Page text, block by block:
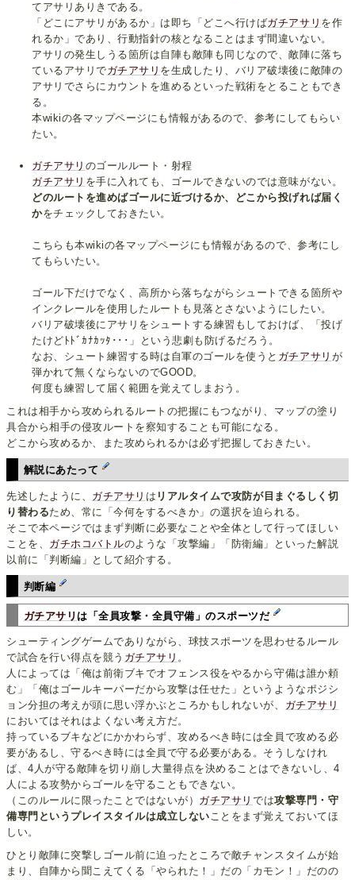
てアサリありきである。
「どこにアサリがあるか」は即ち「どこへ行けばガチアサリ を作
れるか」であり、行動指針の核となることはまず間違いない。
アサリの発生しうる箇所は自陣も敵陣も同じなので、敵陣に落ち
ているアサリでガチアサリ を生成したり、バリア破壊後に敵陣の
アサリでさらにカウントを進めるといった戦術をとることもでき
る。
本wikiの各マップページにも情報があるので、参考にしてもらい
たい。
ガチアサリ のゴールルート・射程
ガチアサリ を手に入れても、ゴールできないのでは意味がない。
どのルートを進めばゴールに近づけるか、どこから投げれば届く
かをチェックしておきたい。
こちらも本wikiの各マップページにも情報があるので、参考にし
てもらいたい。
ゴール下だけでなく、高所から落ちながらシュートできる箇所や
インクレールを使用したルートも見落とさないようにしたい。
バリア破壊後にアサリをシュートする練習もしておけば、「投げ
たけどﾄﾄﾞｶﾅｶｯﾀ･･･」という悲劇も防げるだろう。
なお、シュート練習する時は自軍のゴールを使うと ガチアサリ が
弾かれて無くならないのでGOOD。
何度も練習して届く範囲を覚えてしまおう。
これは相手から攻められるルートの把握にもつながり、マップの塗り
具合から相手の侵攻ルートを察知することも可能になる。
どこから攻めるか、また攻められるかは必ず把握しておきたい。
解説にあたって
先述したように、 ガチアサリ は リアルタイムで攻防が目まぐるしく切
り替わるため、常に「今何をするべきか」の選択を迫られる。
そこで本ページではまず判断に必要なことや全体として行ってほしい
ことを、 ガチホコバトルのような「攻撃編」「防衛編」といった解説
以前に「判断編」として紹介する。
判断編
ガチアサリ は「全員攻撃・全員守備」のスポーツだ
シューティングゲームでありながら、球技スポーツを思わせるルール
で試合を行い得点を競う ガチアサリ 。
人によっては「俺は前衛ブキでオフェンス役をやるから守備は誰か頼
む」「俺はゴールキーパーだから攻撃は任せた」というようなポジシ
ョン分担の考えが頭に思い浮かぶところかもしれないが、 ガチアサリ
においてはそれはよくない考え方だ。
持っているブキなどにかかわらず、攻めるべき時には全員で攻める必
要があるし、守るべき時には全員で守る必要がある。そうしなけれ
ば、4人が守る敵陣を切り崩し大量得点を決めることはできないし、4
人による攻勢からゴールを守ることもできない。
（このルールに限ったことではないが） ガチアサリ では攻撃専門・守
備専門というプレイスタイルは成立しないことをまず覚えておいてほ
しい。
ひとり敵陣に突撃しゴール前に迫ったところで敵チャンスタイムが始
まり、自陣から聞こえてくる「やられた！」だの「カモン！」だのの